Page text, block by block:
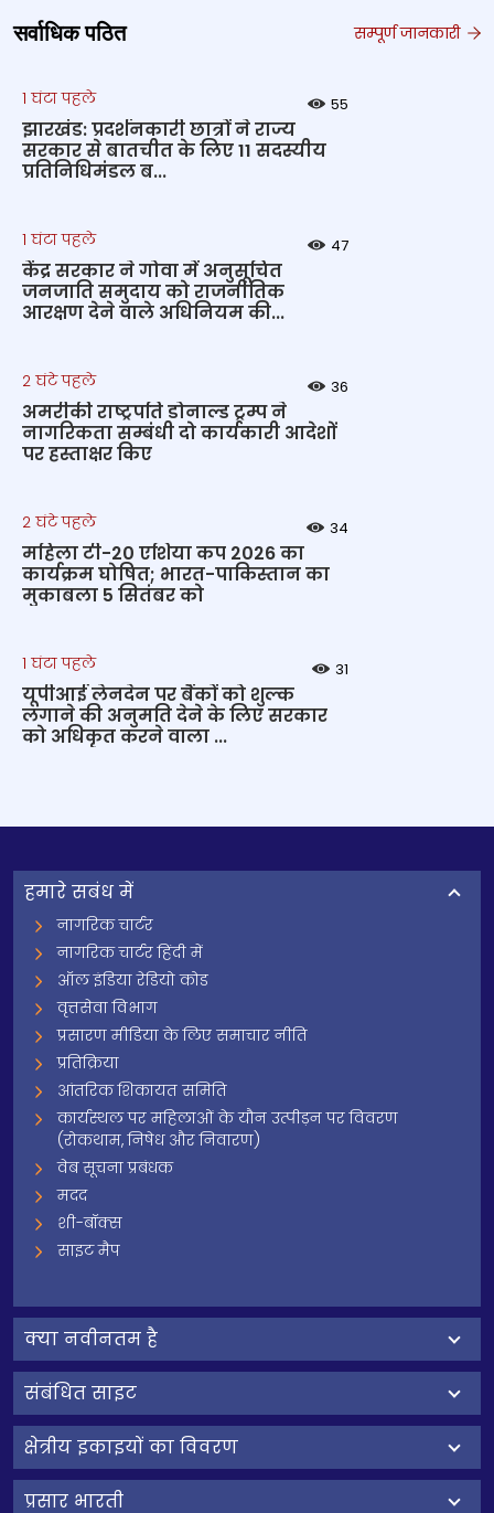
सर्वाधिक पठित सम्पूर्ण जानकारी
1 घंटा पहले 55
झारखंड: प्रदर्शनकारी छात्रों ने राज्य
सरकार से बातचीत के लिए 11 सदस्यीय
प्रतिनिधिमंडल ब...
1 घंटा पहले 47
केंद्र सरकार ने गोवा में अनुसूचित
जनजाति समुदाय को राजनीतिक
आरक्षण देने वाले अधिनियम की...
2 घंटे पहले 36
अमरीकी राष्ट्रपति डोनाल्ड ट्रम्प ने
नागरिकता सम्बंधी दो कार्यकारी आदेशों
पर हस्ताक्षर किए
2 घंटे पहले 34
महिला टी-20 एशिया कप 2026 का
कार्यक्रम घोषित; भारत-पाकिस्तान का
मुकाबला 5 सितंबर को
1 घंटा पहले 31
यूपीआई लेनदेन पर बैंकों को शुल्क
लगाने की अनुमति देने के लिए सरकार
को अधिकृत करने वाला ...
हमारे सबंध में
नागरिक चार्टर
नागरिक चार्टर हिंदी में
ऑल इंडिया रेडियो कोड
वृत्तसेवा विभाग
प्रसारण मीडिया के लिए समाचार नीति
प्रतिक्रिया
आंतरिक शिकायत समिति
कार्यस्थल पर महिलाओं के यौन उत्पीड़न पर विवरण
(रोकथाम, निषेध और निवारण)
वेब सूचना प्रबंधक
मदद
शी-बॉक्स
साइट मैप
क्‍या नवीनतम है
संबंधित साइट
क्षेत्रीय इकाइयों का विवरण
प्रसार भारती